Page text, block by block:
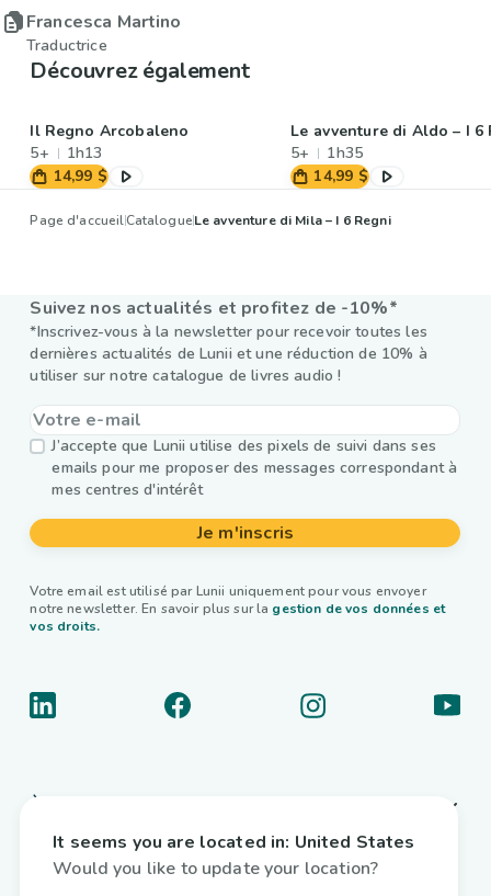
Francesca Martino
Traductrice
Découvrez également
Il Regno Arcobaleno
5+
1h13
14,99 $
Le avventure di Aldo – I 6
5+
1h35
14,99 $
Page d'accueilCatalogueLe avventure di Mila – I 6 Regni
Suivez nos actualités et profitez de -10%*
*Inscrivez-vous à la newsletter pour recevoir toutes les
dernières actualités de Lunii et une réduction de 10% à
utiliser sur notre catalogue de livres audio !
J’accepte que Lunii utilise des pixels de suivi dans ses
emails pour me proposer des messages correspondant à
mes centres d'intérêt
Je m'inscris
Votre email est utilisé par Lunii uniquement pour vous envoyer
notre newsletter. En savoir plus sur la gestion de vos données et
vos droits.
Liens utiles
It seems you are located in: United States
Would you like to update your location?